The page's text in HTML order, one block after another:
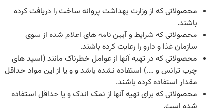
محصولاتی که از وزارت بهداشت پروانه ساخت را دریافت کرده
باشند.
محصولاتی که شرایط و آیین نامه های اعلام شده از سوی
سازمان غذا و دارو را رعایت کرده باشند.
محصولاتی که در تهیه آنها از عوامل خطرناک مانند (اسید های
چرب ترانس و ….) استفاده نشده باشد و و یا از این مواد حداقل
مقدار استفاده کرده باشند.
محصولاتی که برای تهیه آنها از نمک اندک و یا حداقل استفاده
شده است.